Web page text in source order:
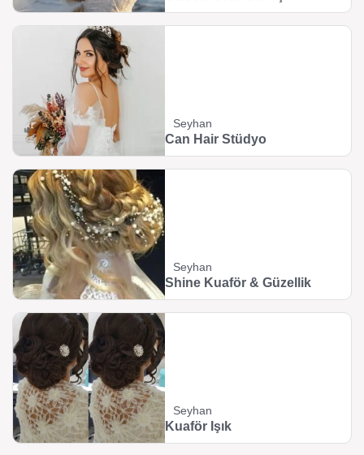
Seyhan
Can Hair Stüdyo
Seyhan
Shine Kuaför & Güzellik
Seyhan
Kuaför Işık